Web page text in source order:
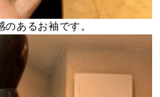
あるお袖です。